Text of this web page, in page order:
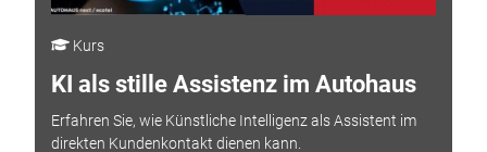
Kurs
KI als stille Assistenz im Autohaus
Erfahren Sie, wie Künstliche Intelligenz als Assistent im
direkten Kundenkontakt dienen kann.